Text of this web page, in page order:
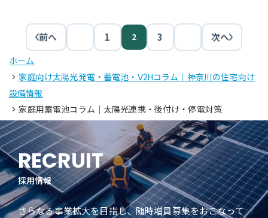
前へ 1 2 3 次へ
ホーム
>家庭向け太陽光発電・蓄電池・V2Hコラム｜神奈川の住宅向け
設備情報
> 家庭用蓄電池コラム｜太陽光連携・後付け・停電対策
RECRUIT
採用情報
さらなる事業拡大を目指し、随時増員募集をおこなって